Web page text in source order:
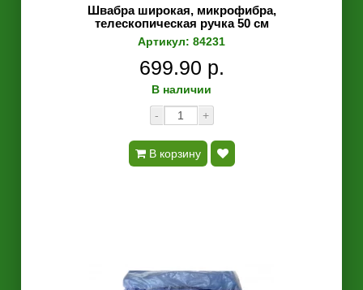
Швабра широкая, микрофибра,
телескопическая ручка 50 см
Артикул: 84231
699.90 р.
В наличии
-
+
В корзину